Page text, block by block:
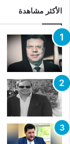
الأكثر مشاهدة